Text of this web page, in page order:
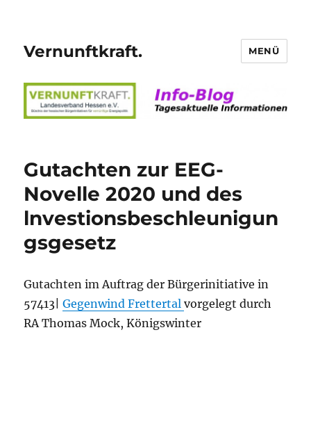
Vernunftkraft. MENÜ
Gutachten zur EEG-
Novelle 2020 und des
lnvestionsbeschleunigun
gsgesetz
Gutachten im Auftrag der Bürgerinitiative in
57413|Gegenwind Frettertalvorgelegt durch
RA Thomas Mock, Königswinter